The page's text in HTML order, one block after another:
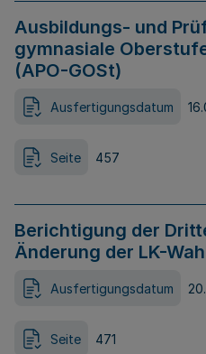
Ausbildungs- und
gymnasiale
(APO-GOSt)
Ausfertigungsdatum
Seite 457
Berichtigung der
Änderung der LK-
Ausfertigungsdatum
Seite 471